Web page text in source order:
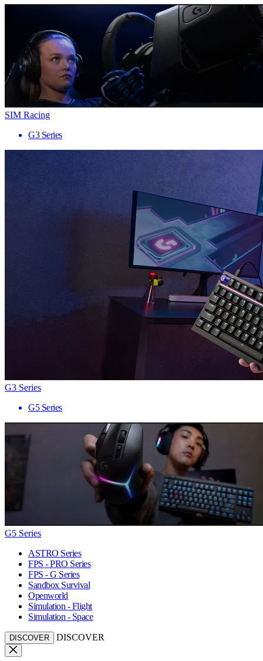
SIM Racing
G3 Series
G3 Series
G5 Series
G5 Series
ASTRO Series
FPS - PRO Series
FPS - G Series
Sandbox Survival
Openworld
Simulation - Flight
Simulation - Space
DISCOVER DISCOVER